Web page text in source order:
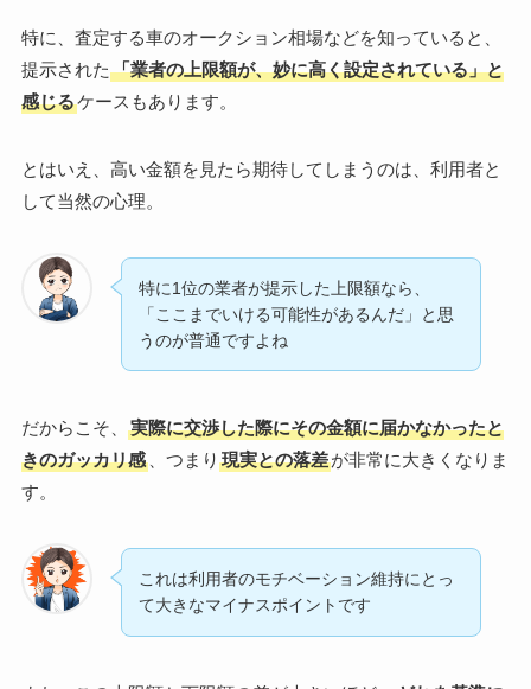
特に、査定する車のオークション相場などを知っていると、
提示された 「業者の上限額が、妙に高く設定されている」と
感じるケースもあります。
とはいえ、高い金額を見たら期待してしまうのは、利用者と
して当然の心理。
特に1位の業者が提示した上限額なら、
「ここまでいける可能性があるんだ」と思
うのが普通ですよね
だからこそ、
実際に交渉した際にその金額に届かなかったと
きのガッカリ感、つまり 現実との落差が非常に大きくなりま
す。
これは利用者のモチベーション維持にとっ
て大きなマイナスポイントです